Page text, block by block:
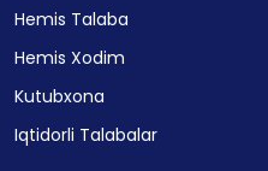
Hemis Talaba
Hemis Xodim
Kutubxona
Iqtidorli Talabalar